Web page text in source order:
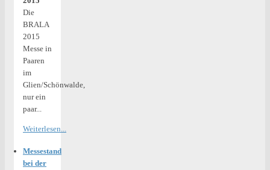
Die
BRALA
2015
Messe in
Paaren
im
Glien/Schönwalde,
nur ein
paar...
Weiterlesen...
Messestand
bei der